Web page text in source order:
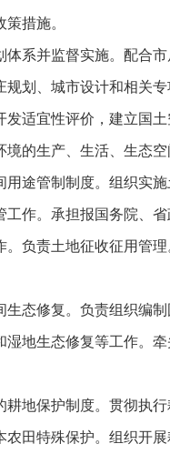
措施。
体系并监督实施。配合
规划、城市设计和相关
发适宜性评价，建立国
境的生产、生活、生态
用途管制制度。组织实
工作。承担报国务院、
。负责土地征收征用管
生态修复。负责组织编
湿地生态修复等工作。
耕地保护制度。贯彻执
农田特殊保护。组织开